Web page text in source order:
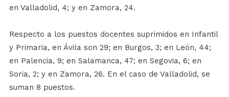
en Valladolid, 4; y en Zamora, 24.
Respecto a los puestos docentes suprimidos en Infantil
y Primaria, en Ávila son 29; en Burgos, 3; en León, 44;
en Palencia, 9; en Salamanca, 47; en Segovia, 6; en
Soria, 2; y en Zamora, 26. En el caso de Valladolid, se
suman 8 puestos.